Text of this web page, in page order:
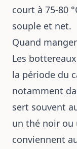
court à 75-80
souple et net.
Quand
Les
la période du
notamment
sert souvent
un thé noir ou
conviennent